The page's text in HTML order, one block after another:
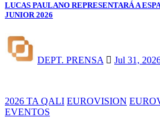
LUCAS PAULANO REPRESENTARÁ A
JUNIOR 2026
DEPT. PRENSA Jul 31,
2026 TA QALI EUROVISION
EVENTOS